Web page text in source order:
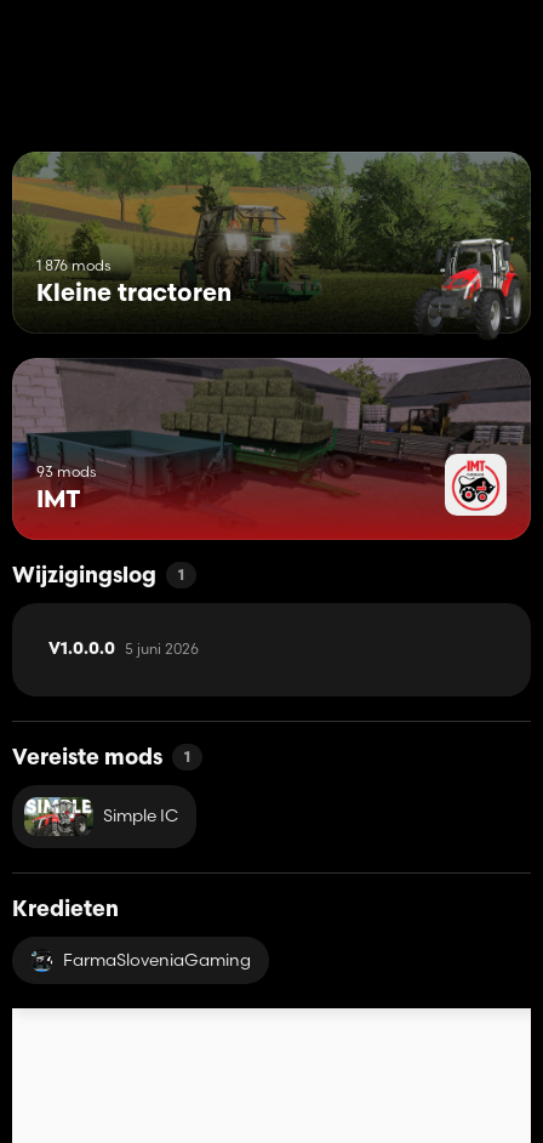
1 876 mods
Kleine tractoren
93 mods
IMT
Wijzigingslog 1
V1.0.0.0 5 juni 2026
Vereiste mods 1
Simple IC
Kredieten
FarmaSloveniaGaming